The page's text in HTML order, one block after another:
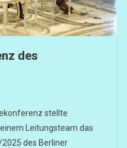
des
stellte
Leitungsteam das
des Berliner